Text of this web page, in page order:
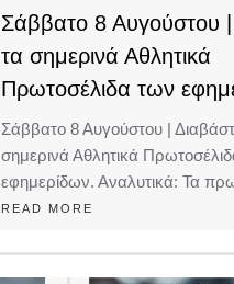
Σάββατο 8 Αυγούστου |
τα σημερινά Αθλητικά
Πρωτοσέλιδα των
Σάββατο 8 Αυγούστου |
σημερινά Αθλητικά
εφημερίδων. Αναλυτικά: Τα
READ MORE